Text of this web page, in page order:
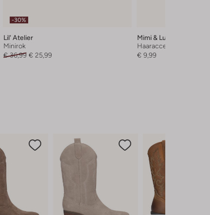
-30%
Lil' Atelier
Minirok
€ 36,99 € 25,99
Mimi & Lula
Haaraccessoire
€ 9,99